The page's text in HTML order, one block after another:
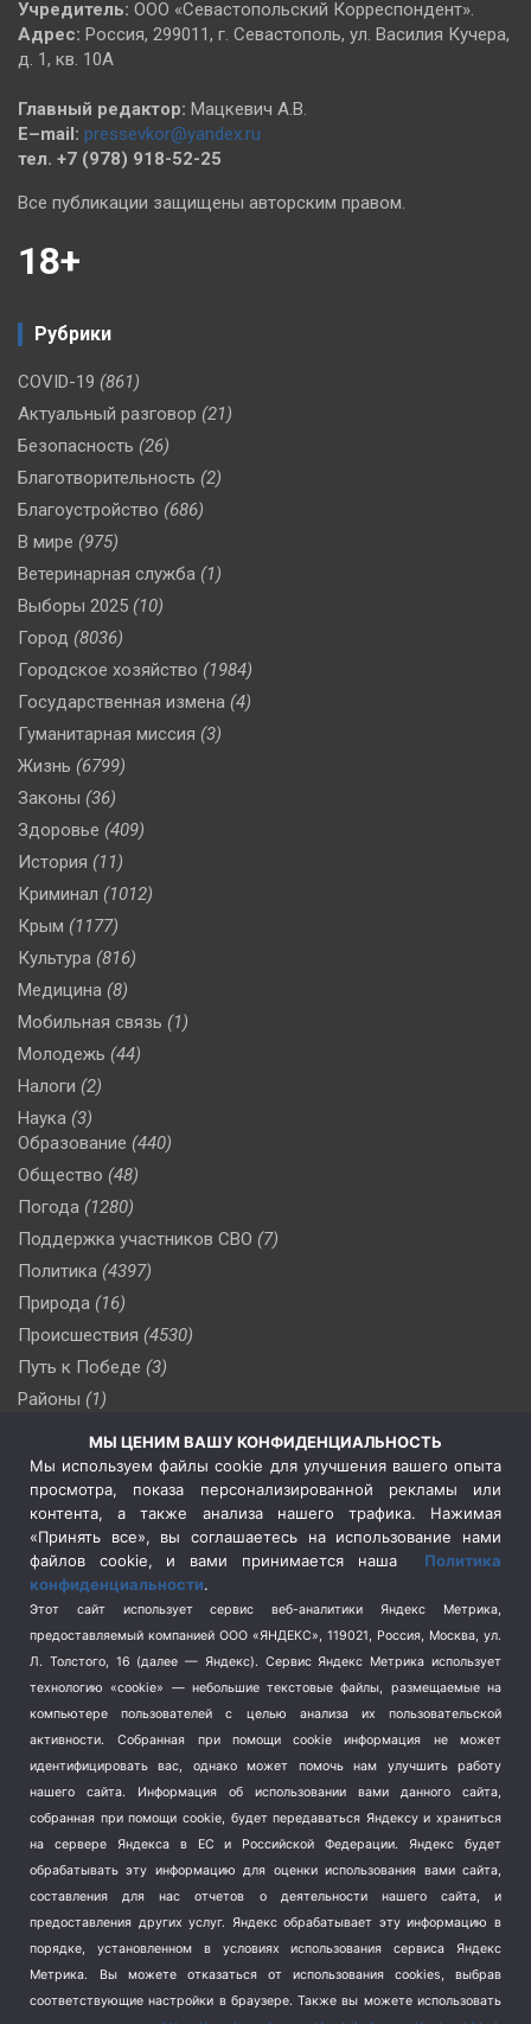
Учредитель: ООО «Севастопольский Корреспондент».
Адрес: Россия, 299011, г. Севастополь, ул. Василия Кучера,
д. 1, кв. 10А
Главный редактор: Мацкевич А.В.
E–mail: pressevkor@yandex.ru
тел. +7 (978) 918-52-25
Все публикации защищены авторским правом.
18+
Рубрики
COVID-19 (861)
Актуальный разговор (21)
Безопасность (26)
Благотворительность (2)
Благоустройство (686)
В мире (975)
Ветеринарная служба (1)
Выборы 2025 (10)
Город (8036)
Городское хозяйство (1984)
Государственная измена (4)
Гуманитарная миссия (3)
Жизнь (6799)
Законы (36)
Здоровье (409)
История (11)
Криминал (1012)
Крым (1177)
Культура (816)
Медицина (8)
Мобильная связь (1)
Молодежь (44)
Налоги (2)
Наука (3)
Образование (440)
Общество (48)
Погода (1280)
Поддержка участников СВО (7)
Политика (4397)
Природа (16)
Происшествия (4530)
Путь к Победе (3)
Районы (1)
(510)
Сельское хозяйство (3)
Социальная политика
(3)
Спецоперация в Украине
Спецоперация на Украине
(404)
Спорт (740)
Терроризм (1)
Транспорт (262)
Туризм (178)
Флот (76)
Школа и спорт (2)
Экология (8)
Экономика (1172)
МЫ ЦЕНИМ ВАШУ КОНФИДЕНЦИАЛЬНОСТЬ
Мы используем файлы cookie для улучшения вашего опыта
просмотра, показа персонализированной рекламы или
контента, а также анализа нашего трафика. Нажимая
«Принять все», вы соглашаетесь на использование нами
файлов cookie, и вами принимается наша Политика
конфиденциальности.
Этот сайт использует сервис веб-аналитики Яндекс Метрика,
предоставляемый компанией ООО «ЯНДЕКС», 119021, Россия, Москва, ул.
Л. Толстого, 16 (далее — Яндекс). Сервис Яндекс Метрика использует
технологию «cookie» — небольшие текстовые файлы, размещаемые на
компьютере пользователей с целью анализа их пользовательской
активности.
Собранная при помощи cookie информация не может
идентифицировать вас, однако может помочь нам улучшить работу
нашего сайта. Информация об использовании вами данного сайта,
собранная при помощи cookie, будет передаваться Яндексу и храниться
на сервере Яндекса в ЕС и Российской Федерации. Яндекс будет
обрабатывать эту информацию для оценки использования вами сайта,
составления для нас отчетов о деятельности нашего сайта, и
предоставления других услуг. Яндекс обрабатывает эту информацию в
порядке, установленном в условиях использования сервиса Яндекс
Метрика.
Вы можете отказаться от использования cookies, выбрав
соответствующие настройки в браузере. Также вы можете использовать